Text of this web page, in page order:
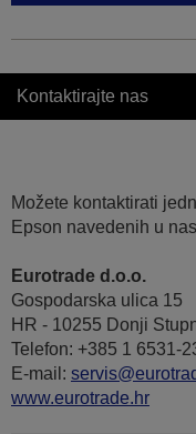
Kontaktirajte nas
Možete kontaktirati
Epson navedenih u
Eurotrade d.o.o.
Gospodarska ulica 15
HR - 10255 Donji
Telefon: +385 1 6531-
E-mail:
www.eurotrade.hr